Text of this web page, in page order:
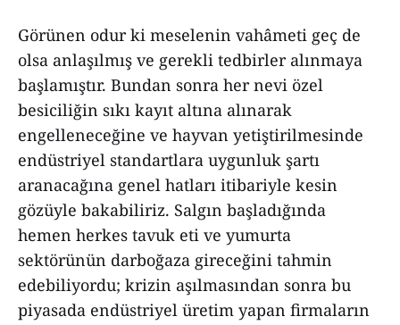
Görünen odur ki meselenin vahâmeti geç de
olsa anlaşılmış ve gerekli tedbirler alınmaya
başlamıştır. Bundan sonra her nevi özel
besiciliğin sıkı kayıt altına alınarak
engelleneceğine ve hayvan yetiştirilmesinde
endüstriyel standartlara uygunluk şartı
aranacağına genel hatları itibariyle kesin
gözüyle bakabiliriz. Salgın başladığında
hemen herkes tavuk eti ve yumurta
sektörünün darboğaza gireceğini tahmin
edebiliyordu; krizin aşılmasından sonra bu
piyasada endüstriyel üretim yapan firmaların